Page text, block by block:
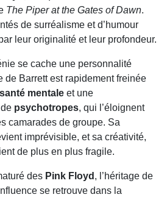
The Piper at the Gates of Dawn.
de surréalisme et d’humour
leur originalité et leur profondeur.
se cache une personnalité
de Barrett est rapidement freinée
santé mentale et une
psychotropes, qui l’éloignent
camarades de groupe. Sa
imprévisible, et sa créativité,
de plus en plus fragile.
des Pink Floyd , l’héritage de
se retrouve dans la